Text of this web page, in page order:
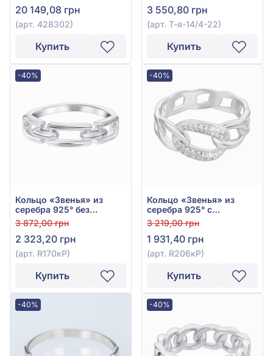
20 149,08 грн
(арт. 428302)
Купить
3 550,80 грн
(арт. Т-я-14/4-22)
Купить
-40%
Кольцо «Звенья» из
серебра 925° без
вставки, арт. R170кР
3 872,00 грн
2 323,20 грн
(арт. R170кР)
Купить
-40%
Кольцо «Звенья» из
серебра 925° с
фианитом, арт. R206кР
3 219,00 грн
1 931,40 грн
(арт. R206кР)
Купить
-40% -40%